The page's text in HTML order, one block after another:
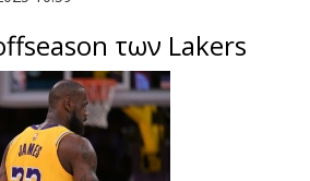
των Lakers